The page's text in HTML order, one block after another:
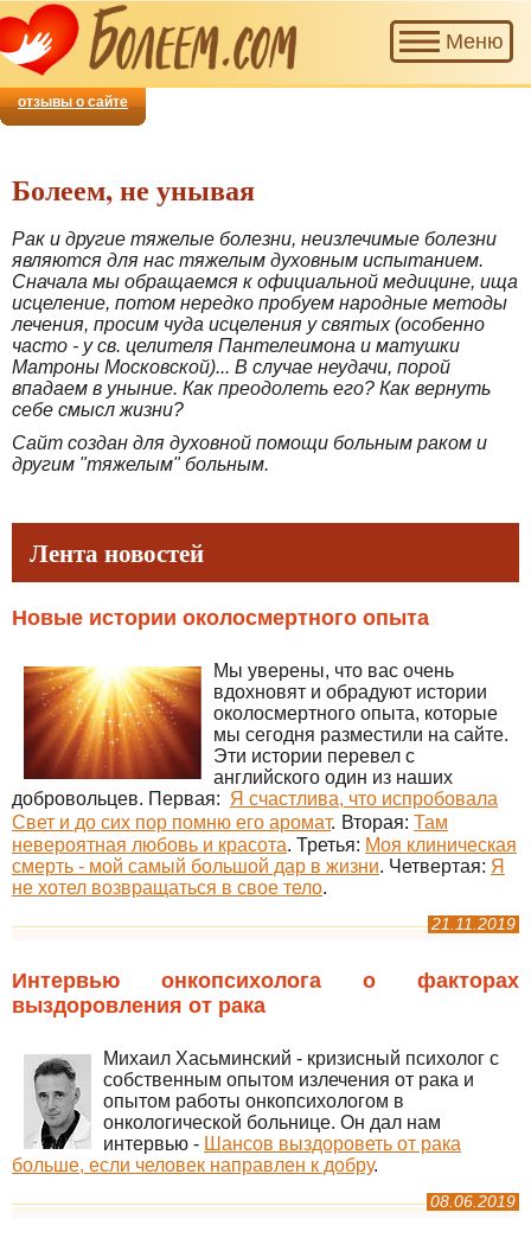
Наш
проект
приглашает
добровольцев
для
тем,
болеет.
Меню
отзывы о сайте
Болеем, не унывая
Рак и другие тяжелые болезни, неизлечимые болезни
являются для нас тяжелым духовным испытанием.
Сначала мы обращаемся к официальной медицине, ища
исцеление, потом нередко пробуем народные методы
лечения, просим чуда исцеления у святых (особенно
часто - у св. целителя Пантелеимона и матушки
Матроны Московской)... В случае неудачи, порой
впадаем в уныние. Как преодолеть его? Как вернуть
себе смысл жизни?
Сайт создан для духовной помощи больным раком и
другим "тяжелым" больным.
Лента новостей
Новые истории околосмертного опыта
Мы уверены, что вас очень
вдохновят и обрадуют истории
околосмертного опыта, которые
мы сегодня разместили на сайте.
Эти истории перевел с
английского один из наших
добровольцев. Первая: Я счастлива, что испробовала
Свет и до сих пор помню его аромат. Вторая: Там
невероятная любовь и красота. Третья: Моя клиническая
смерть - мой самый большой дар в жизни. Четвертая: Я
не хотел возвращаться в свое тело.
21.11.2019
Интервью онкопсихолога о факторах
выздоровления от рака
Михаил Хасьминский - кризисный психолог с
собственным опытом излечения от рака и
опытом работы онкопсихологом в
онкологической больнице. Он дал нам
интервью - Шансов выздороветь от рака
больше, если человек направлен к добру.
08.06.2019